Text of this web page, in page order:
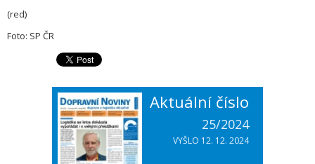
(red)
Foto: SP ČR
Aktuální číslo
25/2024
VYŠLO 12. 12. 2024